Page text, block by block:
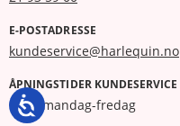
E-POSTADRESSE
kundeservice@harlequin.no
ÅPNINGSTIDER KUNDESERVICE
9 -17 mandag-fredag